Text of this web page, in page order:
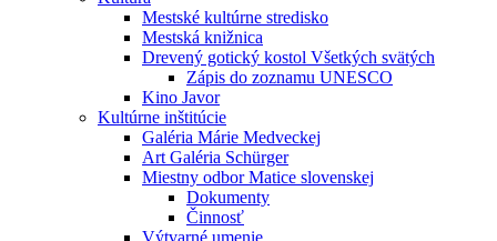
Mestské kultúrne stredisko
Mestská knižnica
Drevený gotický kostol Všetkých svätých
Zápis do zoznamu UNESCO
Kino Javor
Kultúrne inštitúcie
Galéria Márie Medveckej
Art Galéria Schürger
Miestny odbor Matice slovenskej
Dokumenty
Činnosť
Výtvarné umenie